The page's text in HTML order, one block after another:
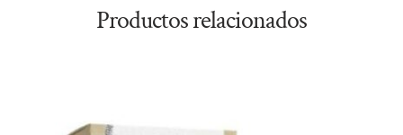
Productos relacionados